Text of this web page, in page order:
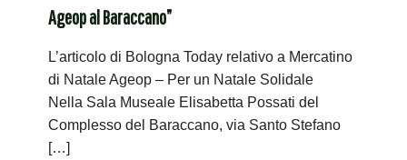
Ageop al Baraccano”
L’articolo di Bologna Today relativo a Mercatino
di Natale Ageop – Per un Natale Solidale
Nella Sala Museale Elisabetta Possati del
Complesso del Baraccano, via Santo Stefano
[…]